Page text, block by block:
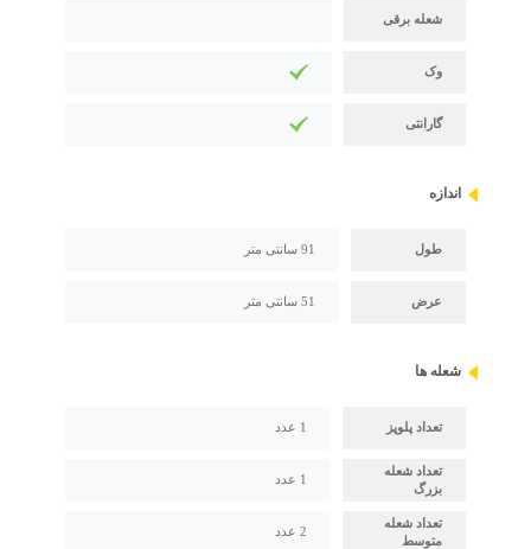
شعله برقی
وک
گارانتی
اندازه
طول 91 سانتی متر
عرض 51 سانتی متر
شعله ها
تعداد پلوپز 1 عدد
تعداد شعله
بزرگ
1 عدد
تعداد شعله
متوسط
2 عدد